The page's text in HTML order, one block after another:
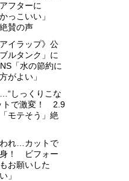
フターに
っこいい」
賛の声
イラップ》公
ルタンク」に
「水の節約に
がよい」
しっくりこな
トで激変！ 2.9
モテそう」絶
れ…カットで
！ ビフォー
お願いした
」